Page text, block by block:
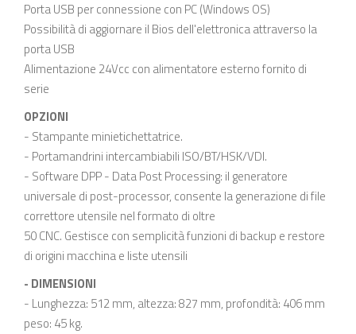
Porta USB per connessione con PC (Windows OS)
Possibilità di aggiornare il Bios dell'elettronica attraverso la
porta USB
Alimentazione 24Vcc con alimentatore esterno fornito di
serie
OPZIONI
- Stampante minietichettatrice.
- Portamandrini intercambiabili ISO/BT/HSK/VDI.
- Software DPP - Data Post Processing: il generatore
universale di post-processor, consente la generazione di file
correttore utensile nel formato di oltre
50 CNC. Gestisce con semplicità funzioni di backup e restore
di origini macchina e liste utensili
- DIMENSIONI
- Lunghezza: 512 mm, altezza: 827 mm, profondità: 406 mm
peso: 45 kg.